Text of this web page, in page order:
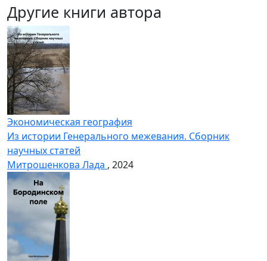
Другие книги автора
Экономическая география
Из истории Генерального межевания. Сборник
научных статей
Митрошенкова Лада , 2024